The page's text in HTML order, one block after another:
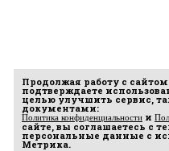
Продолжая работу с сайтом
подтверждаете
целью улучшить сервис,
документами:
Политика конфиденциальности и
сайте, вы соглашаетесь с
персональные данные с
Метрика.